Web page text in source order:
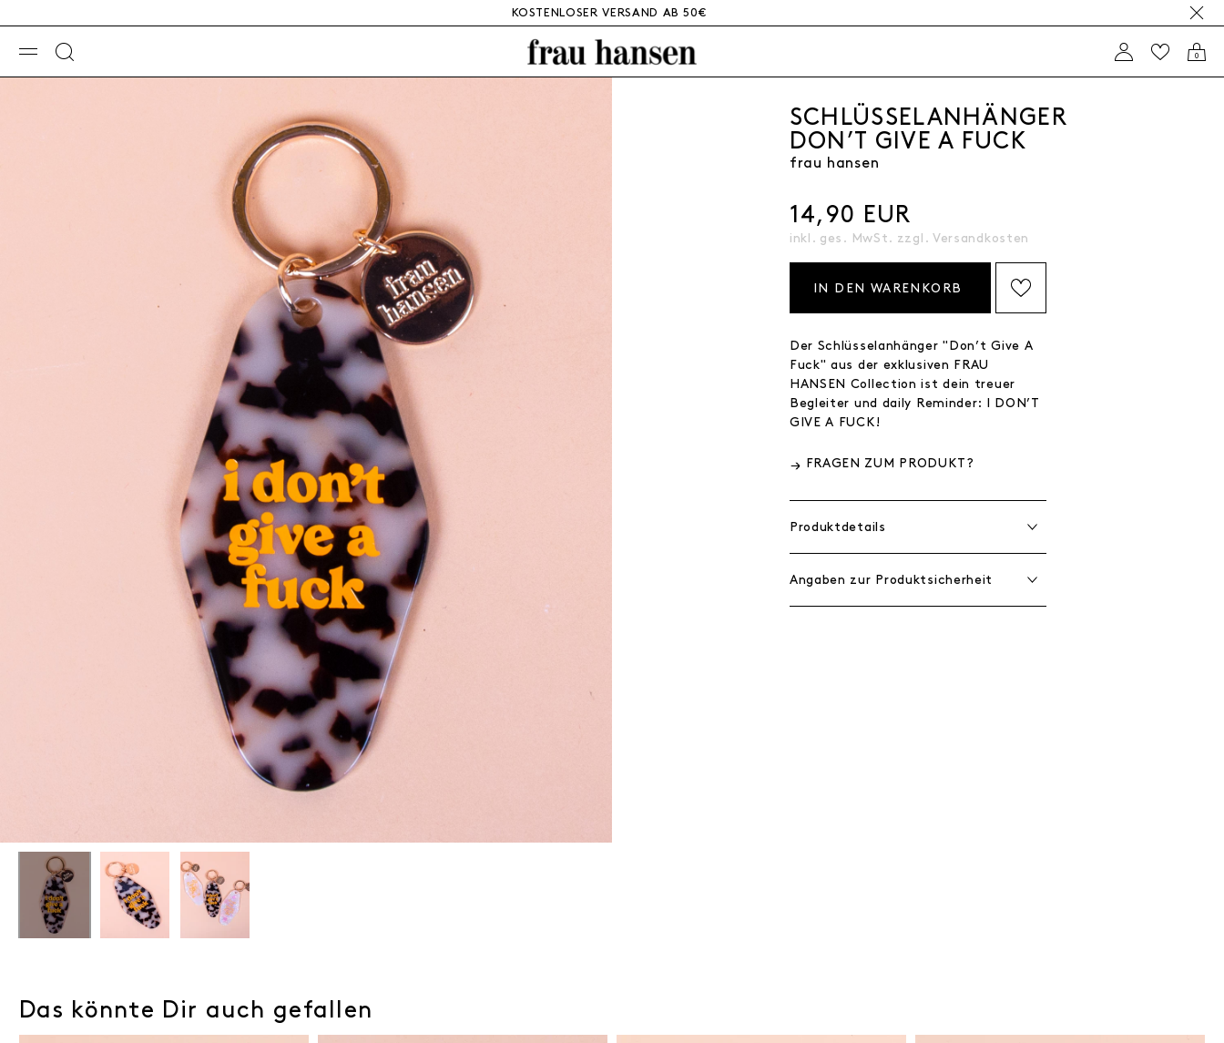
KOSTENLOSER VERSAND AB 50€
0
SCHLÜSSELANHÄNGER
DON’T GIVE A FUCK
frau hansen
14,90 EUR
inkl. ges. MwSt. zzgl. Versandkosten
IN DEN WARENKORB
Der Schlüsselanhänger "Don’t Give A
Fuck" aus der exklusiven FRAU
HANSEN Collection ist dein treuer
Begleiter und daily Reminder: I DON’T
GIVE A FUCK!
FRAGEN ZUM PRODUKT?
Produktdetails
Angaben zur Produktsicherheit
Das könnte Dir auch gefallen